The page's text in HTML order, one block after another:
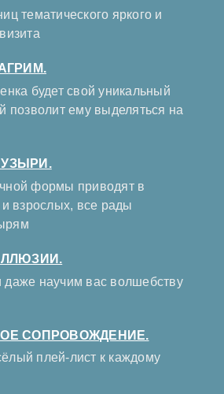
тематического яркого и
будет свой уникальный
позволит ему выделяться на
формы приводят в
и взрослых, все рады
научим вас волшебству
СОПРОВОЖДЕНИЕ.
плей-лист к каждому